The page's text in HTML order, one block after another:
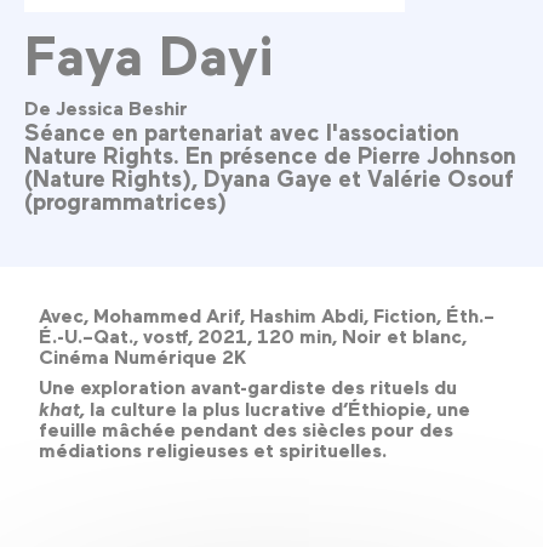
Faya Dayi
De Jessica Beshir
Séance en partenariat avec l'association
Nature Rights. En présence de Pierre Johnson
(Nature Rights), Dyana Gaye et Valérie Osouf
(programmatrices)
Avec, Mohammed Arif, Hashim Abdi, Fiction, Éth.–
É.-U.–Qat., vostf, 2021, 120 min, Noir et blanc,
Cinéma Numérique 2K
Une exploration avant-gardiste des rituels du
khat, la culture la plus lucrative d’Éthiopie, une
feuille mâchée pendant des siècles pour des
médiations religieuses et spirituelles.